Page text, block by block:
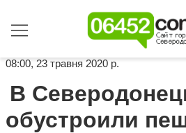
08:00, 23 травня 2020 р.
В
обустроили